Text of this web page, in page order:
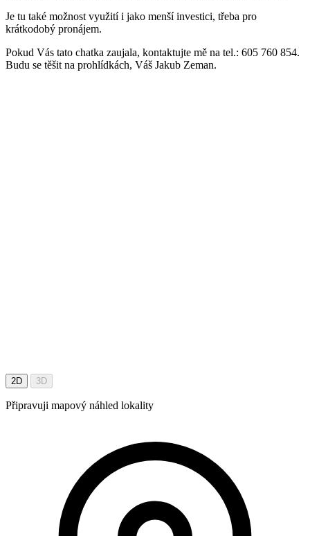
Je tu také možnost využití i jako menší investici, třeba pro
krátkodobý pronájem.
Pokud Vás tato chatka zaujala, kontaktujte mě na tel.: 605 760 854.
Budu se těšit na prohlídkách, Váš Jakub Zeman.
2D 3D
Připravuji mapový náhled lokality